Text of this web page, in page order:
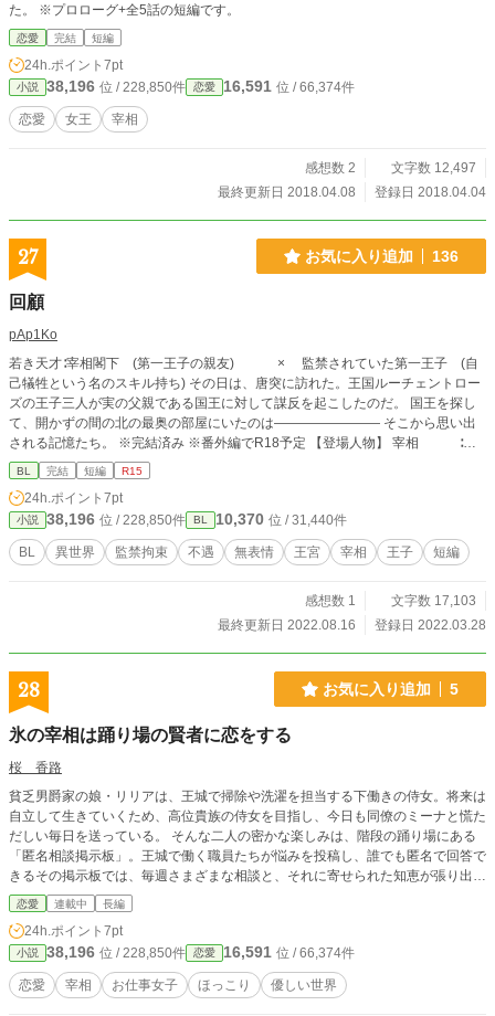
た。 ※プロローグ+全5話の短編です。
恋愛 完結 短編
24h.ポイント 7pt
小説 38,196 位 / 228,850件 恋愛 16,591 位 / 66,374件
恋愛 女王 宰相
感想数 2
文字数 12,497
最終更新日 2018.04.08
登録日 2018.04.04
27 お気に入り追加 136
回顧
pAp1Ko
若き天才∶宰相閣下 (第一王子の親友) × 監禁されていた第一王子 (自
己犠牲という名のスキル持ち) その日は、唐突に訪れた。王国ルーチェントロー
ズの王子三人が実の父親である国王に対して謀反を起こしたのだ。 国王を探し
て、開かずの間の北の最奥の部屋にいたのは―――――――― そこから思い出
される記憶たち。 ※完結済み ※番外編でR18予定 【登場人物】 宰相 ∶ハ
ルトノエル 元第一王子∶イノフィエミス 第一王子 ∶リノスフェル 第二王子 ∶
アリスロメオ 第三王子 ∶ロルフヘイズ
BL 完結 短編 R15
24h.ポイント 7pt
小説 38,196 位 / 228,850件 BL 10,370 位 / 31,440件
BL 異世界 監禁拘束 不遇 無表情 王宮 宰相 王子 短編
感想数 1
文字数 17,103
最終更新日 2022.08.16
登録日 2022.03.28
28 お気に入り追加 5
氷の宰相は踊り場の賢者に恋をする
桜 香路
貧乏男爵家の娘・リリアは、王城で掃除や洗濯を担当する下働きの侍女。将来は
自立して生きていくため、高位貴族の侍女を目指し、今日も同僚のミーナと慌た
だしい毎日を送っている。 そんな二人の密かな楽しみは、階段の踊り場にある
「匿名相談掲示板」。王城で働く職員たちが悩みを投稿し、誰でも匿名で回答で
きるその掲示板では、毎週さまざまな相談と、それに寄せられた知恵が張り出さ
れる。 ある日、「野菜が高くて食費が苦しい」という相談を目にしたリリア
は、「安い野菜へ切り替えたり、厨房で余る食材を分けてもらえたら助かるの
に」と何気なく口にする。ところが、その言葉を面白がったミーナが勝手に回答
として投稿してしまう。 一方その頃、王国では長雨による野菜不足が深刻化し
ていた。宰相アルベルトは、王子から渡された掲示板の回答を読み、その何気な
い一言に、机上の資料では気づけなかった「現場の視点」を見いだす。そしてリ
恋愛 連載中 長編
24h.ポイント 7pt
小説 38,196 位 / 228,850件 恋愛 16,591 位 / 66,374件
恋愛 宰相 お仕事女子 ほっこり 優しい世界